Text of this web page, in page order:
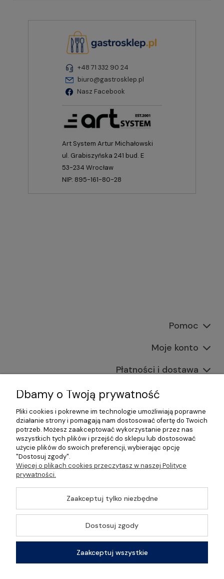
+48 71 332 90 24
biuro@gastrosklep.pl
Nasz Facebook
Art System Artur Michałowski
ul. Grabiszyńska 241 bud. E
53-234 Wrocław
NIP: 895-161-80-28
Pomoc
Moje konto
Płatności i dostawa
Informacje
O nas
©2026 Wszelkie Prawa Zastrzeżone | Gastrosklep |
Wyposażenie gastronomii, restauracji oraz barów
Szablon Master byEcommercy
Pokaż pełną wersję strony
Sklep internetowy Shoper Premium
Dbamy o Twoją prywatność
Pliki cookies i pokrewne im technologie umożliwiają poprawne
działanie strony i pomagają nam dostosować ofertę do Twoich
potrzeb. Możesz zaakceptować wykorzystanie przez nas
wszystkich tych plików i przejść do sklepu lub dostosować
użycie plików do swoich preferencji, wybierając opcję
"Dostosuj zgody".
Więcej o plikach cookies przeczytasz w naszej Polityce
prywatności.
Zaakceptuj tylko niezbędne
Dostosuj zgody
Zaakceptuj wszystkie